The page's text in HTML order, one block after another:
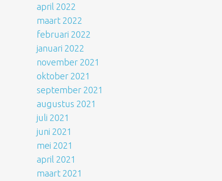
april 2022
maart 2022
februari 2022
januari 2022
november 2021
oktober 2021
september 2021
augustus 2021
juli 2021
juni 2021
mei 2021
april 2021
maart 2021